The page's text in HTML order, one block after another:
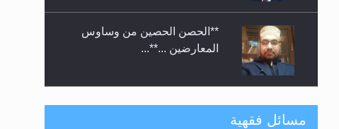
**الحصن الحصين من وساوس
المعارضين ...**...
متطلَّبات التّحريك الجديد...
مسائل فقهية